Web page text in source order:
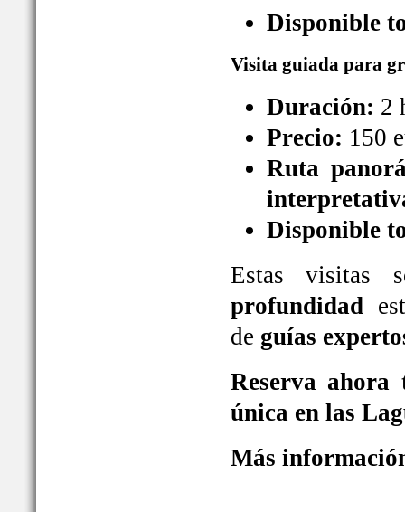
Disponible
Visita guiada para
Duración: 2
Precio: 150
Ruta
Disponible
Estas
profundidad
de guías
Reserva
única en las
Más